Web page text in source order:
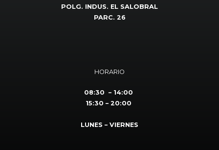
POLG. INDUS. EL SALOBRAL
PARC. 26
HORARIO
08:30 – 14:00
15:30 – 20:00
LUNES – VIERNES